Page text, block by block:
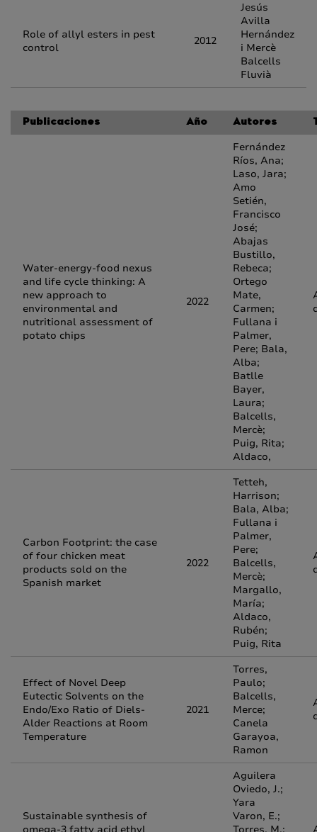
Role of allyl esters in pest
control
2012
Jesús
Avilla
Hernández
i Mercè
Balcells
Fluvià
Publicaciones Año Autores
Water-energy-food nexus
and life cycle thinking: A
new approach to
environmental and
nutritional assessment of
potato chips
2022
Fernández
Ríos, Ana;
Laso, Jara;
Amo
Setién,
Francisco
José;
Abajas
Bustillo,
Rebeca;
Ortego
Mate,
Carmen;
Fullana i
Palmer,
Pere; Bala,
Alba;
Batlle
Bayer,
Laura;
Balcells,
Mercè;
Puig, Rita;
Aldaco,
Carbon Footprint: the case
of four chicken meat
products sold on the
Spanish market
2022
Tetteh,
Harrison;
Bala, Alba;
Fullana i
Palmer,
Pere;
Balcells,
Mercè;
Margallo,
María;
Aldaco,
Rubén;
Puig, Rita
Effect of Novel Deep
Eutectic Solvents on the
Endo/Exo Ratio of Diels-
Alder Reactions at Room
Temperature
2021
Torres,
Paulo;
Balcells,
Merce;
Canela
Garayoa,
Ramon
Sustainable synthesis of
Aguilera
Oviedo, J.;
Yara
Varon, E.;